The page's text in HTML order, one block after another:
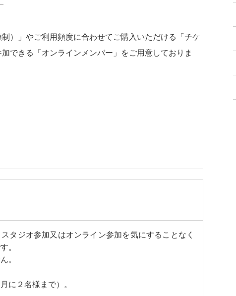
）」やご利用頻度に合わせてご購入いただける「チケ
できる「オンラインメンバー」をご用意しておりま
タジオ参加又はオンライン参加を気にすることなく
。
。
に２名様まで）。